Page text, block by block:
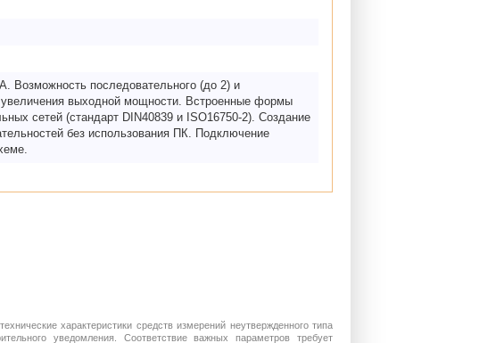
Возможность последовательного (до 2) и
выходной мощности. Встроенные формы
сетей (стандарт DIN40839 и ISO16750-2). Создание
без использования ПК. Подключение
характеристики средств измерений неутвержденного типа
уведомления. Соответствие важных параметров требует